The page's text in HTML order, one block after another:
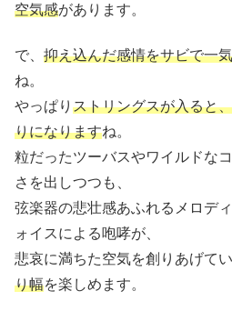
空気感があります。
で、 抑え込んだ感情をサビで一
ね。
やっぱり ストリングスが入ると
りになりますね。
粒だったツーバスやワイルドな
さを出しつつも、
弦楽器の悲壮感あふれるメロデ
ォイスによる咆哮が、
悲哀に満ちた空気を創りあげてい
り幅を楽しめます。